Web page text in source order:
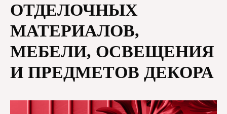
ОТДЕЛОЧНЫХ
МАТЕРИАЛОВ,
МЕБЕЛИ, ОСВЕЩЕНИЯ
И ПРЕДМЕТОВ ДЕКОРА